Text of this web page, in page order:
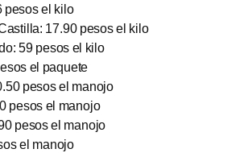
pesos el kilo
17.90 pesos el kilo
59 pesos el kilo
el paquete
pesos el manojo
pesos el manojo
pesos el manojo
el manojo